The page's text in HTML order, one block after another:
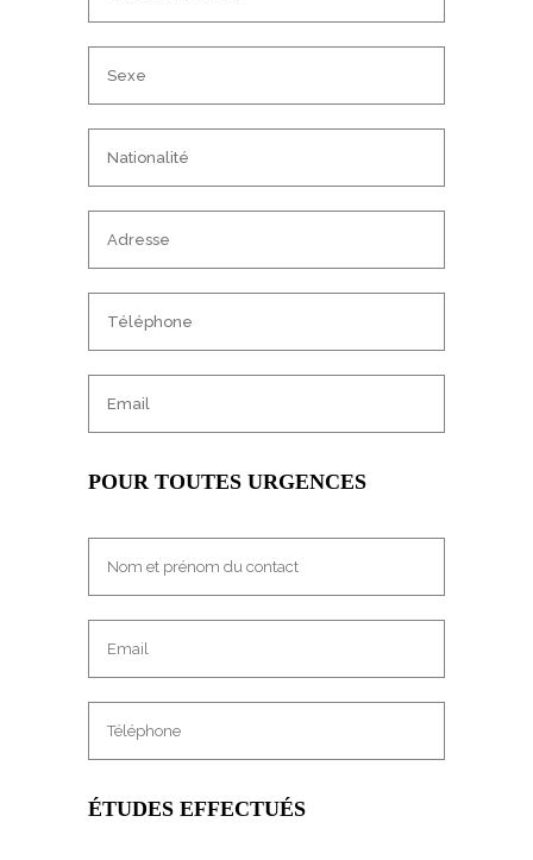
POUR TOUTES URGENCES
ÉTUDES EFFECTUÉS